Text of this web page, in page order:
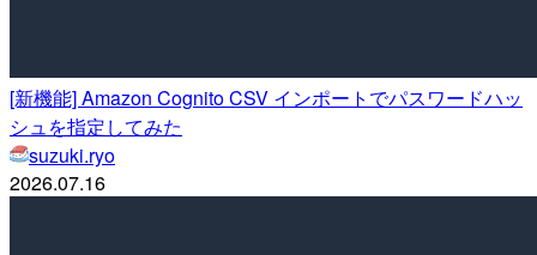
[新機能] Amazon Cognito CSV インポートでパスワードハッ
シュを指定してみた
suzuki.ryo
2026.07.16